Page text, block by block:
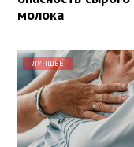
молока
ЛУЧШЕЕ